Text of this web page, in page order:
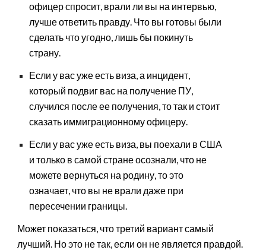
офицер спросит, врали ли вы на интервью,
лучше ответить правду. Что вы готовы были
сделать что угодно, лишь бы покинуть
страну.
Если у вас уже есть виза, а инцидент,
который подвиг вас на получение ПУ,
случился после ее получения, то так и стоит
сказать иммиграционному офицеру.
Если у вас уже есть виза, вы поехали в США
и только в самой стране осознали, что не
можете вернуться на родину, то это
означает, что вы не врали даже при
пересечении границы.
Может показаться, что третий вариант самый
лучший. Но это не так, если он не является правдой.